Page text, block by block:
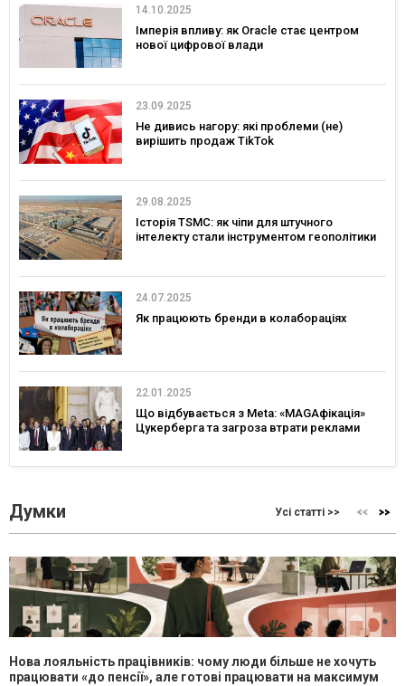
14.10.2025
Імперія впливу: як Oracle стає центром
нової цифрової влади
23.09.2025
Не дивись нагору: які проблеми (не)
вирішить продаж TikTok
29.08.2025
Історія TSMC: як чіпи для штучного
інтелекту стали інструментом геополітики
24.07.2025
Як працюють бренди в колабораціях
22.01.2025
Що відбувається з Meta: «MAGAфікація»
Цукерберга та загроза втрати реклами
Думки Усі статті >>
Нова лояльність працівників: чому люди більше не хочуть
працювати «до пенсії», але готові працювати на максимум